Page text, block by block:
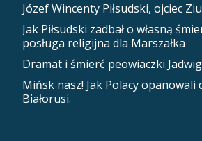
Józef Wincenty Piłsudski, ojciec
Jak Piłsudski zadbał o własną
posługa religijna dla Marszałka
Dramat i śmierć peowiaczki
Mińsk nasz! Jak Polacy opanowali
Białorusi.